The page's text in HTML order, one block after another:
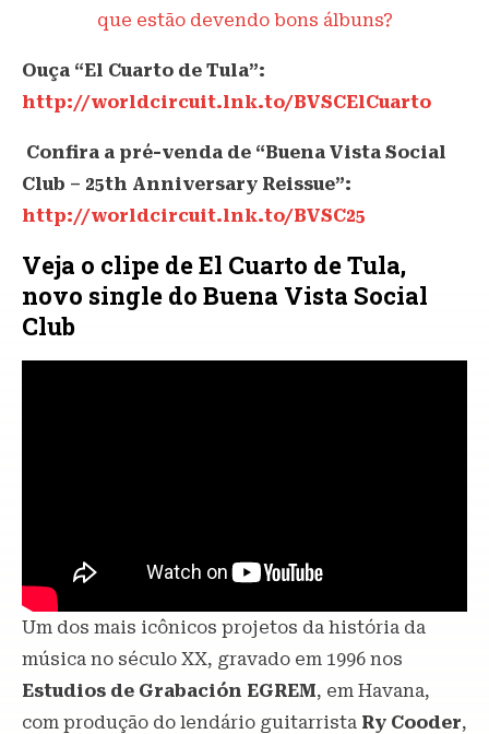
que estão devendo bons álbuns?
Ouça “El Cuarto de Tula”:
http://worldcircuit.lnk.to/BVSCElCuarto
Confira a pré-venda de “Buena Vista Social
Club – 25th Anniversary Reissue”:
http://worldcircuit.lnk.to/BVSC25
Veja o clipe de El Cuarto de Tula,
novo single do Buena Vista Social
Club
Um dos mais icônicos projetos da história da
música no século XX, gravado em 1996 nos
Estudios de Grabación EGREM, em Havana,
com produção do lendário guitarrista Ry Cooder,